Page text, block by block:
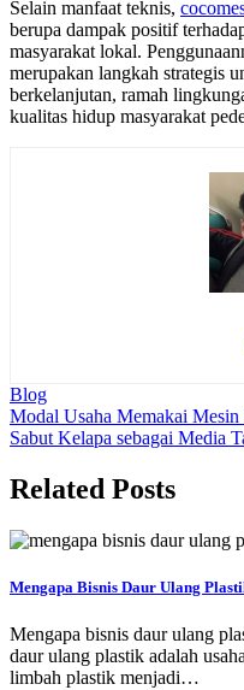
Selain manfaat teknis,
berupa dampak positif
masyarakat lokal.
merupakan langkah strategis
berkelanjutan, ramah
kualitas hidup masyarakat
Blog
Navigasi
pos
Modal Usaha Memakai Mesin
Sabut Kelapa sebagai Media
Related Posts
Mengapa Bisnis Daur Ulang
Mengapa bisnis daur ulang
daur ulang plastik adalah
limbah plastik menjadi…